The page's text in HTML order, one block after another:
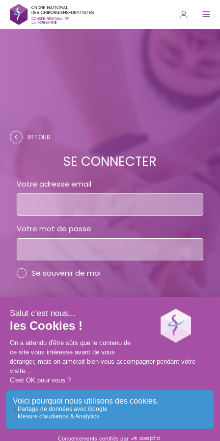
RETOUR
SE CONNECTER
Votre adresse email
Votre mot de passe
Se souvenir de moi
Vous avez oublié votre mot de passe ?
CRÉER SON COMPTE